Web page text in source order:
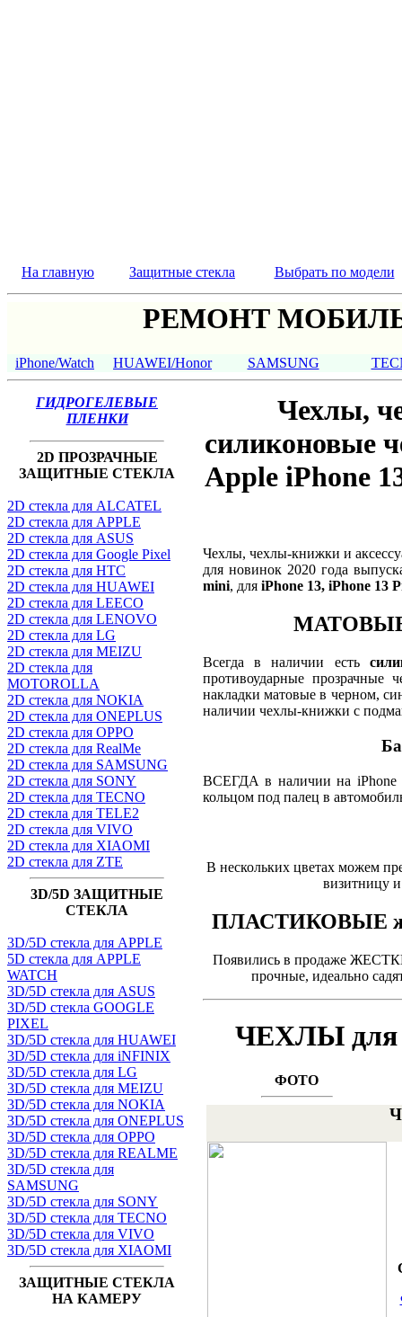
На главную Защитные стекла Выбрать по модели
РЕМОНТ
iPhone/Watch HUAWEI/Honor SAMSUNG
ГИДРОГЕЛЕВЫЕ
ПЛЕНКИ
2D ПРОЗРАЧНЫЕ
ЗАЩИТНЫЕ СТЕКЛА
2D стекла для ALCATEL
2D стекла для APPLE
2D стекла для ASUS
2D стекла для Google Pixel
2D стекла для HTC
2D стекла для HUAWEI
2D стекла для LEECO
2D стекла для LENOVO
2D стекла для LG
2D стекла для MEIZU
2D стекла для
MOTOROLLA
2D стекла для NOKIA
2D стекла для ONEPLUS
2D стекла для OPPO
2D стекла для RealMe
2D стекла для SAMSUNG
2D стекла для SONY
2D стекла для TECNO
2D стекла для TELE2
2D стекла для VIVO
2D стекла для XIAOMI
2D стекла для ZTE
3D/5D ЗАЩИТНЫЕ
СТЕКЛА
3D/5D стекла для APPLE
5D стекла для APPLE
WATCH
3D/5D стекла для ASUS
3D/5D стекла GOOGLE
PIXEL
3D/5D стекла для HUAWEI
3D/5D стекла для iNFINIX
3D/5D стекла для LG
3D/5D стекла для MEIZU
3D/5D стекла для NOKIA
3D/5D стекла для ONEPLUS
3D/5D стекла для OPPO
3D/5D стекла для REALME
3D/5D стекла для
SAMSUNG
3D/5D стекла для SONY
3D/5D стекла для TECNO
3D/5D стекла для VIVO
3D/5D стекла для XIAOMI
ЗАЩИТНЫЕ СТЕКЛА
НА КАМЕРУ
Чехлы,
силиконовые
Apple iPhone
Чехлы, чехлы-книжки и
для новинок 2020 года
mini, для iPhone 13, iPhone 13
МАТОВЫЕ
Всегда в наличии есть
противоударные
накладки матовые в черном,
наличии чехлы-книжки с
ВСЕГДА в наличии на iPhone
кольцом под палец в
В нескольких цветах можем
визитницу
ПЛАСТИКОВЫЕ
Появились в продаже
прочные, идеально
ЧЕХЛЫ для
ФОТО